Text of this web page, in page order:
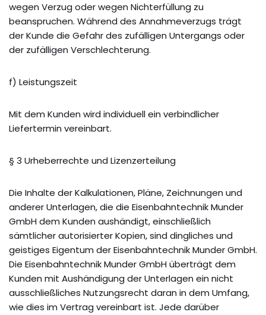
wegen Verzug oder wegen Nichterfüllung zu
beanspruchen. Während des Annahmeverzugs trägt
der Kunde die Gefahr des zufälligen Untergangs oder
der zufälligen Verschlechterung.
f) Leistungszeit
Mit dem Kunden wird individuell ein verbindlicher
Liefertermin vereinbart.
§ 3 Urheberrechte und Lizenzerteilung
Die Inhalte der Kalkulationen, Pläne, Zeichnungen und
anderer Unterlagen, die die Eisenbahntechnik Munder
GmbH dem Kunden aushändigt, einschließlich
sämtlicher autorisierter Kopien, sind dingliches und
geistiges Eigentum der Eisenbahntechnik Munder GmbH.
Die Eisenbahntechnik Munder GmbH überträgt dem
Kunden mit Aushändigung der Unterlagen ein nicht
ausschließliches Nutzungsrecht daran in dem Umfang,
wie dies im Vertrag vereinbart ist. Jede darüber